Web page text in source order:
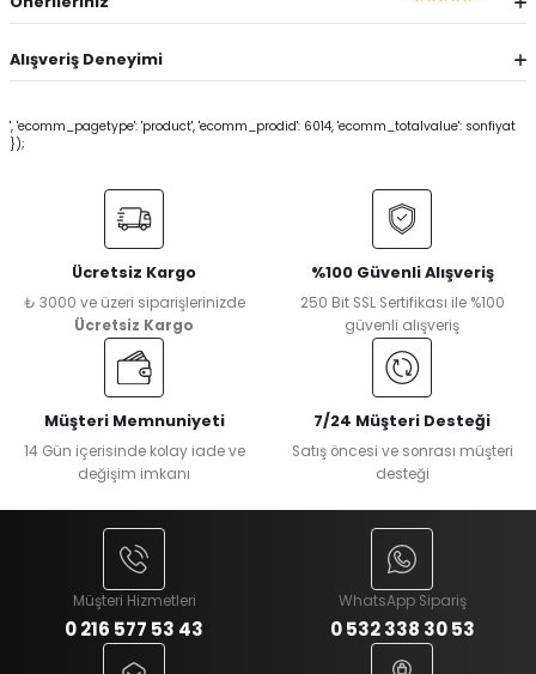
Alışveriş Deneyimi
', 'ecomm_pagetype': 'product', 'ecomm_prodid': 6014, 'ecomm_totalvalue': sonfiyat
});
Ücretsiz Kargo
₺ 3000 ve üzeri siparişlerinizde
Ücretsiz Kargo
%100 Güvenli Alışveriş
250 Bit SSL Sertifikası ile %100
güvenli alışveriş
Müşteri Memnuniyeti
14 Gün içerisinde kolay iade ve
değişim imkanı
7/24 Müşteri Desteği
Satış öncesi ve sonrası müşteri
desteği
Müşteri Hizmetleri
0 216 577 53 43
WhatsApp Sipariş
0 532 338 30 53